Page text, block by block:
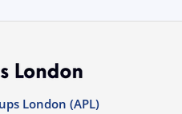
London (APL)